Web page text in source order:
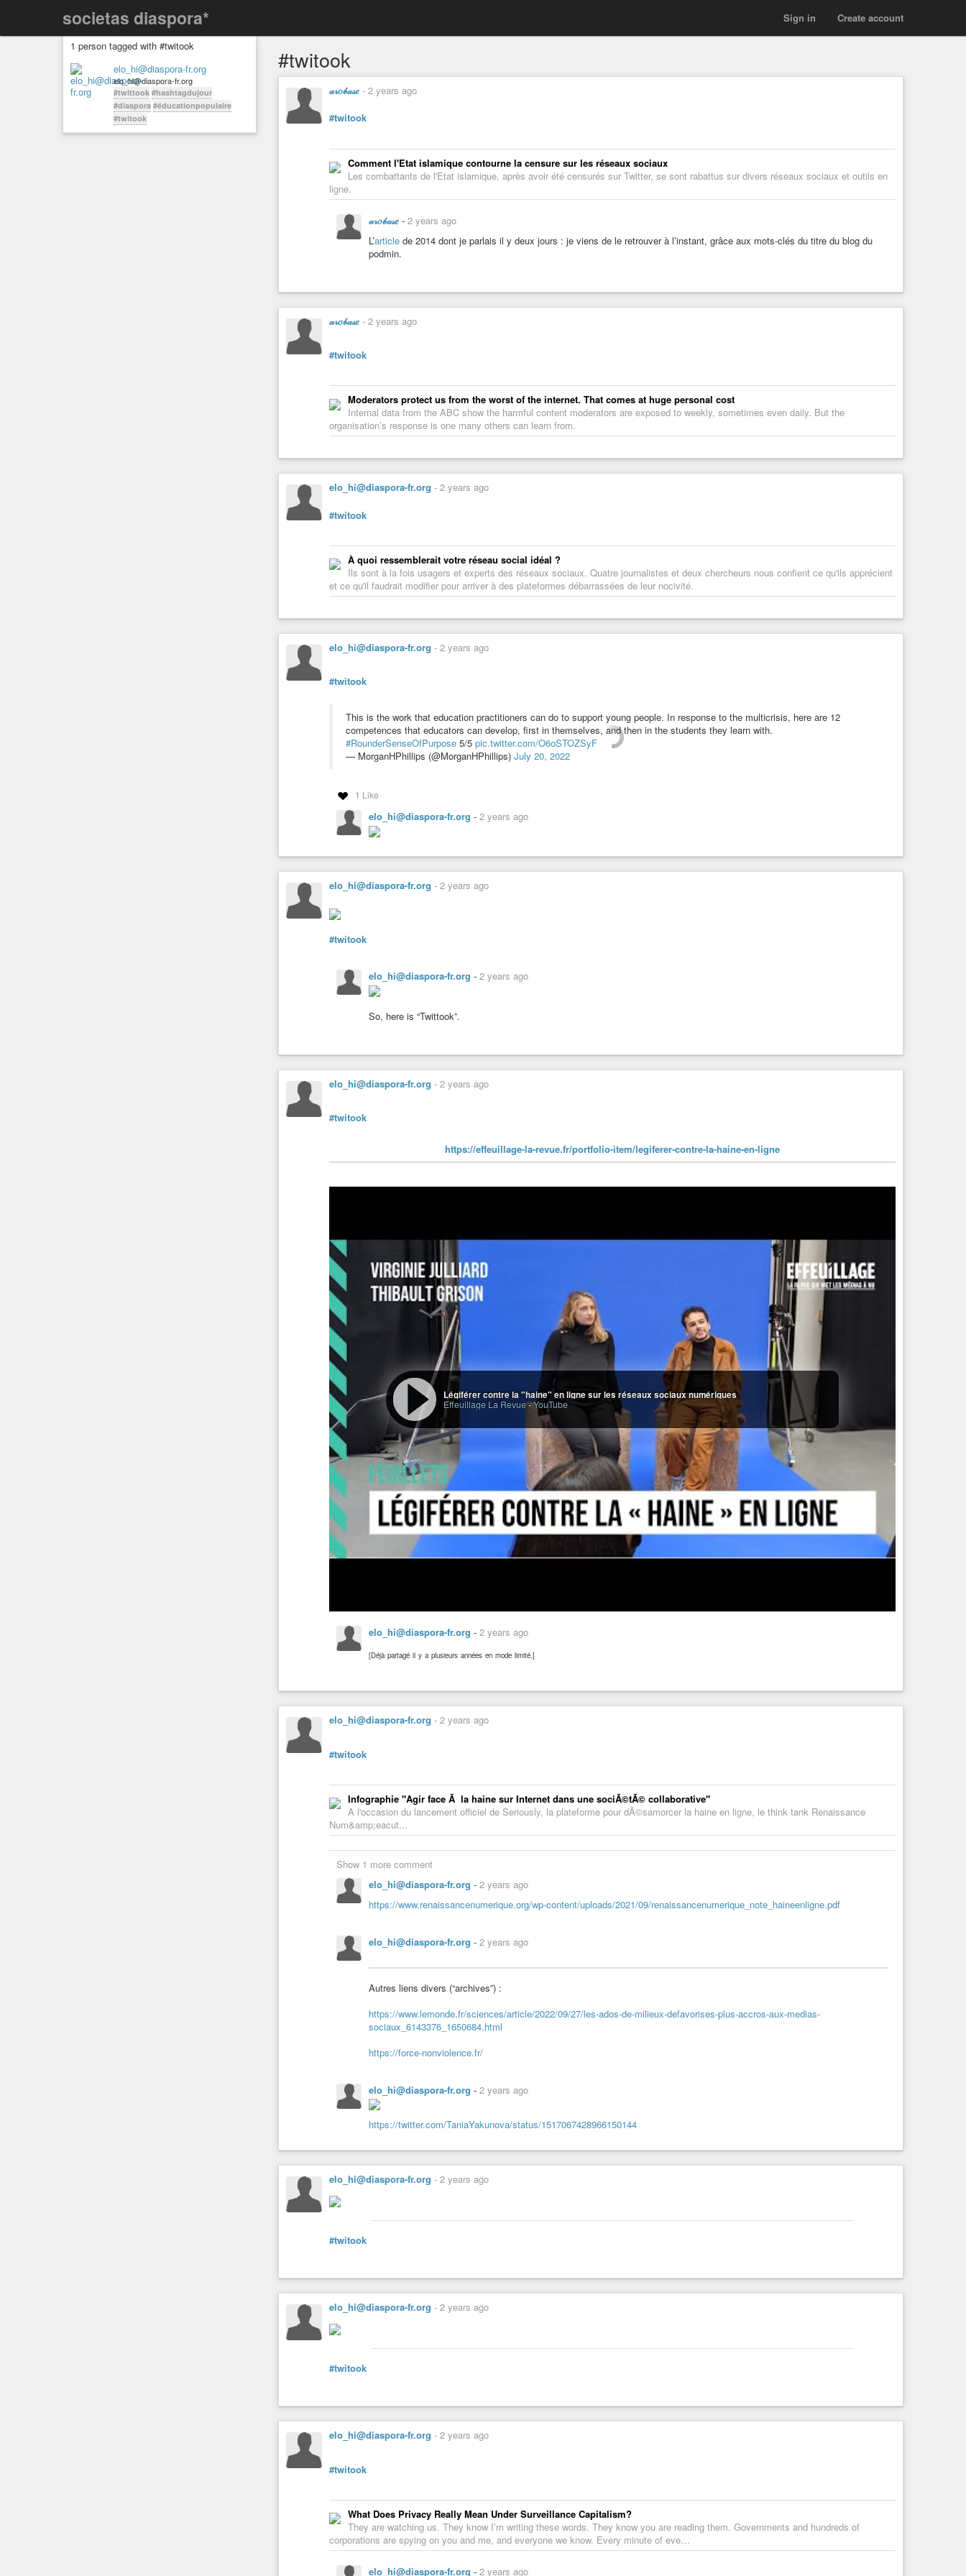
societas diaspora* Create account
Sign in
1 person tagged with #twitook
elo_hi@diaspora-fr.org
elo_hi@diaspora-fr.org
#twittook #hashtagdujour
#diaspora #éducationpopulaire
#twitook
#twitook
𝒶𝓇𝑜𝒷𝒶𝓈𝑒 - 2 years ago
#twitook
Comment l'Etat islamique contourne la censure sur les réseaux sociaux
Les combattants de l'Etat islamique, après avoir été censurés sur Twitter, se sont rabattus sur divers réseaux sociaux et outils en
ligne.
𝒶𝓇𝑜𝒷𝒶𝓈𝑒 - 2 years ago
L’article de 2014 dont je parlais il y deux jours : je viens de le retrouver à l’instant, grâce aux mots-clés du titre du blog du
podmin.
𝒶𝓇𝑜𝒷𝒶𝓈𝑒 - 2 years ago
#twitook
Moderators protect us from the worst of the internet. That comes at huge personal cost
Internal data from the ABC show the harmful content moderators are exposed to weekly, sometimes even daily. But the
organisation’s response is one many others can learn from.
elo_hi@diaspora-fr.org - 2 years ago
#twitook
À quoi ressemblerait votre réseau social idéal ?
Ils sont à la fois usagers et experts des réseaux sociaux. Quatre journalistes et deux chercheurs nous confient ce qu'ils apprécient
et ce qu'il faudrait modifier pour arriver à des plateformes débarrassées de leur nocivité.
elo_hi@diaspora-fr.org - 2 years ago
#twitook
This is the work that education practitioners can do to support young people. In response to the multicrisis, here are 12
competences that educators can develop, first in themselves, and then in the students they learn with.
#RounderSenseOfPurpose 5/5 pic.twitter.com/O6oSTOZSyF
— MorganHPhillips (@MorganHPhillips) July 20, 2022
1 Like
elo_hi@diaspora-fr.org - 2 years ago
elo_hi@diaspora-fr.org - 2 years ago
#twitook
elo_hi@diaspora-fr.org - 2 years ago
So, here is “Twittook”.
elo_hi@diaspora-fr.org - 2 years ago
#twitook
https://effeuillage-la-revue.fr/portfolio-item/legiferer-contre-la-haine-en-ligne
Légiférer contre la "haine" en ligne sur les réseaux sociaux numériques
Effeuillage La Revue-YouTube
elo_hi@diaspora-fr.org - 2 years ago
[Déjà partagé il y a plusieurs années en mode limité.]
elo_hi@diaspora-fr.org - 2 years ago
#twitook
Infographie "Agir face Ã la haine sur Internet dans une sociÃ©tÃ© collaborative"
A l'occasion du lancement officiel de Seriously, la plateforme pour dÃ©samorcer la haine en ligne, le think tank Renaissance
Num&amp;eacut...
Show 1 more comment
elo_hi@diaspora-fr.org - 2 years ago
https://www.renaissancenumerique.org/wp-content/uploads/2021/09/renaissancenumerique_note_haineenligne.pdf
elo_hi@diaspora-fr.org - 2 years ago
Autres liens divers (“archives”) :
https://www.lemonde.fr/sciences/article/2022/09/27/les-ados-de-milieux-defavorises-plus-accros-aux-medias-
sociaux_6143376_1650684.html
https://force-nonviolence.fr/
elo_hi@diaspora-fr.org - 2 years ago
https://twitter.com/TaniaYakunova/status/1517067428966150144
elo_hi@diaspora-fr.org - 2 years ago
#twitook
elo_hi@diaspora-fr.org - 2 years ago
#twitook
elo_hi@diaspora-fr.org - 2 years ago
#twitook
What Does Privacy Really Mean Under Surveillance Capitalism?
They are watching us. They know I’m writing these words. They know you are reading them. Governments and hundreds of
corporations are spying on you and me, and everyone we know. Every minute of eve…
elo_hi@diaspora-fr.org - 2 years ago